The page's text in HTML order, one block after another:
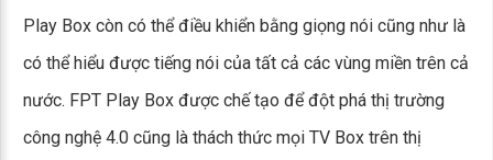
Play Box còn có thể điều khiển bằng giọng nói cũng như là
có thể hiểu được tiếng nói của tất cả các vùng miền trên cả
nước. FPT Play Box được chế tạo để đột phá thị trường
công nghệ 4.0 cũng là thách thức mọi TV Box trên thị